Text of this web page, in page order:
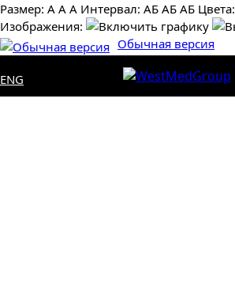
Размер: А А А Интервал: AБ АБ AБ Цвета:
Изображения:
Обычная версия
ENG